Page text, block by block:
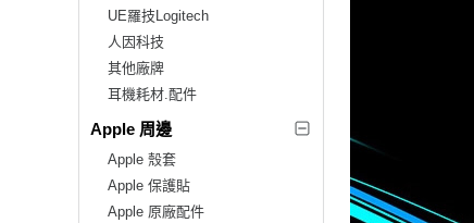
UE羅技Logitech
人因科技
其他廠牌
耳機耗材.配件
Apple 周邊
Apple 殼套
Apple 保護貼
Apple 原廠配件